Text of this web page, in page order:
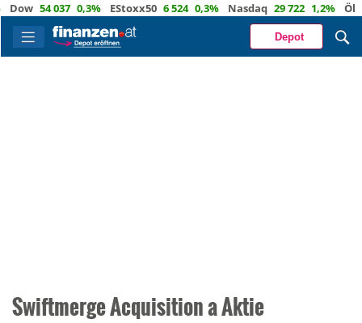
54 037 0,3% EStoxx50 6 524 0,3% Nasdaq 29 722 1,2% Öl 82,1
Depot
Swiftmerge Acquisition a Aktie